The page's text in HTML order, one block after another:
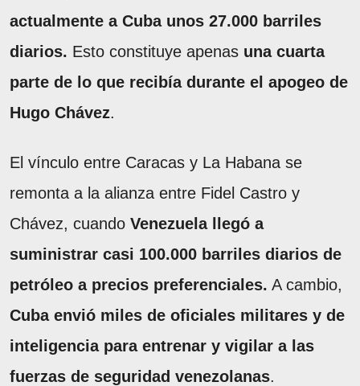
actualmente a Cuba unos 27.000 barriles
diarios. Esto constituye apenas una cuarta
parte de lo que recibía durante el apogeo de
Hugo Chávez.
El vínculo entre Caracas y La Habana se
remonta a la alianza entre Fidel Castro y
Chávez, cuando Venezuela llegó a
suministrar casi 100.000 barriles diarios de
petróleo a precios preferenciales. A cambio,
Cuba envió miles de oficiales militares y de
inteligencia para entrenar y vigilar a las
fuerzas de seguridad venezolanas.